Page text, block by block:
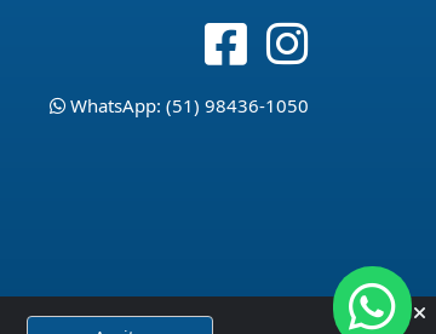
WhatsApp: (51) 98436-1050